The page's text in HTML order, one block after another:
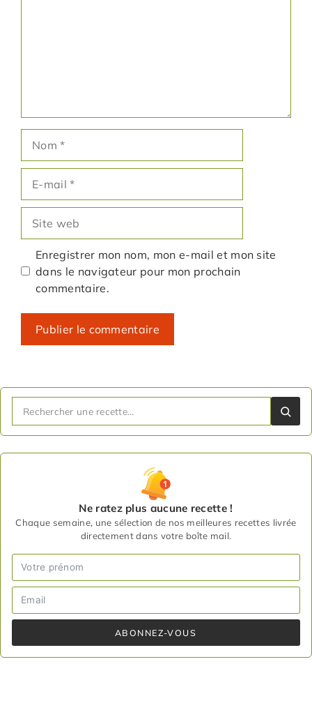
mail
web
Enregistrer mon nom, mon e-mail et mon site
dans le navigateur pour mon prochain
commentaire.
Ne ratez plus aucune recette !
Chaque semaine, une sélection de nos meilleures recettes livrée
directement dans votre boîte mail.
ABONNEZ-VOUS